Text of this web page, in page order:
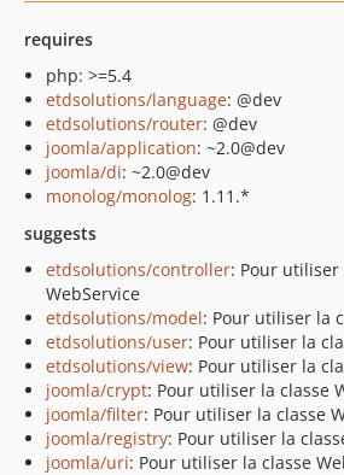
requires
php: >=5.4
etdsolutions/language: @dev
etdsolutions/router: @dev
joomla/application: ~2.0@dev
joomla/di: ~2.0@dev
monolog/monolog: 1.11.*
suggests
etdsolutions/controller: Pour utiliser
WebService
etdsolutions/model: Pour utiliser la
etdsolutions/user: Pour utiliser la
etdsolutions/view: Pour utiliser la
joomla/crypt: Pour utiliser la classe
joomla/filter: Pour utiliser la classe
joomla/registry: Pour utiliser la
joomla/uri: Pour utiliser la classe